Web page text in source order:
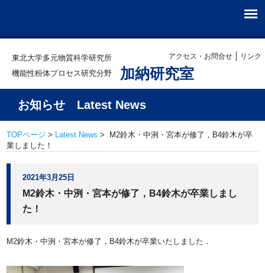
東北大学多元物質科学研究所
機能性粉体プロセス研究分野
加納研究室
アクセス・お問合せ リンク
お知らせ Latest News
TOPページ > Latest News > M2鈴木・中洌・宮本が修了，B4鈴木が卒
業しました！
2021年3月25日
M2鈴木・中洌・宮本が修了，B4鈴木が卒業しまし
た！
M2鈴木・中洌・宮本が修了，B4鈴木が卒業いたしました．